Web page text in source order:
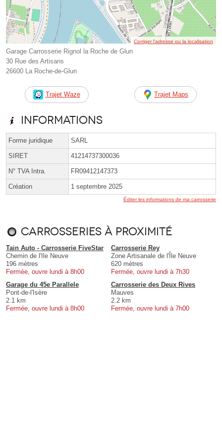
Corriger l’adresse ou la localisation
Garage Carrosserie Rignol la Roche de Glun
30 Rue des Artisans
26600 La Roche-de-Glun
Trajet Waze Trajet Maps
Informations
Forme juridique SARL
SIRET 41214737300036
N° TVA Intra. FR09412147373
Création 1 septembre 2025
Éditer les informations de ma carrosserie
Carrosseries à proximité
Tain Auto - Carrosserie FiveStar
Chemin de l'Ile Neuve
196 mètres
Fermée, ouvre lundi à 8h00
Carrosserie Rey
Zone Artisanale de l'Île Neuve
620 mètres
Fermée, ouvre lundi à 7h30
Garage du 45e Parallele
Pont-de-l'Isère
2.1 km
Fermée, ouvre lundi à 8h00
Carrosserie des Deux Rives
Mauves
2.2 km
Fermée, ouvre lundi à 7h00